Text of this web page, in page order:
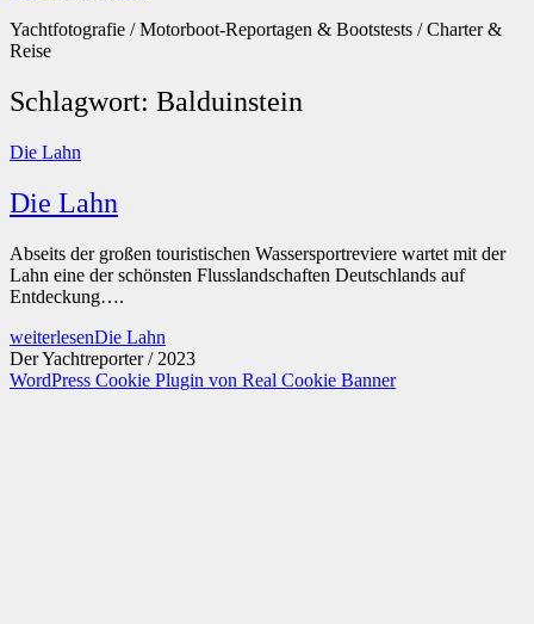
Yachtfotografie / Motorboot-Reportagen & Bootstests / Charter &
Reise
Schlagwort: Balduinstein
Die Lahn
Die Lahn
Abseits der großen touristischen Wassersportreviere wartet mit der
Lahn eine der schönsten Flusslandschaften Deutschlands auf
Entdeckung….
weiterlesenDie Lahn
Der Yachtreporter / 2023
WordPress Cookie Plugin von Real Cookie Banner